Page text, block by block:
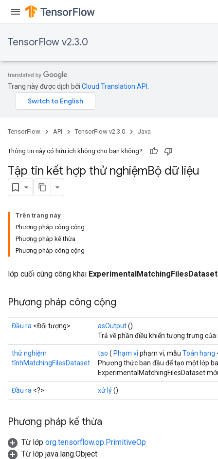
TensorFlow v2.3.0
Trang này được dịch bởi Cloud Translation API
TensorFlow API TensorFlow v2.3.0 Java
Thông tin này có hữu ích không cho bạn không?
Tập tin kết hợp thử nghiệmBộ dữ liệu
Trên trang này
Phương pháp công cộng
Phương pháp kế thừa
Phương pháp công cộng
lớp cuối cùng công khai ExperimentalMatchingFilesDataset
Phương pháp công cộng
Đầu ra <Đối tượng> asOutput()
Trả về phần điều khiển tượng trưng
thử nghiệm
tĩnhMatchingFilesDataset
tạo ( Phạm vi phạm vi, mẫu Toán hạng
Phương thức ban đầu để tạo một lớp
ExperimentalMatchingFilesDataset
Đầu ra <?> xử lý()
Phương pháp kế thừa
Từ lớp org.tensorflow.op.PrimitiveOp
Từ lớp java.lang.Object